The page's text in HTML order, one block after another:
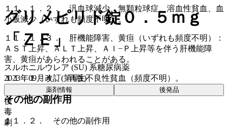
１１．１．２． 汎血球減少、無顆粒球症、溶血性貧血、血
小板減少（いずれも頻度不明）。
１１．１．３． 肝機能障害、黄疸（いずれも頻度不明）：
ＡＳＴ上昇、ＡＬＴ上昇、Ａｌ−Ｐ上昇等を伴う肝機能障
害、黄疸があらわれることがある。
１１．１．４． 再生不良性貧血（頻度不明）。
その他の副作用
１１．２． その他の副作用
グリメピリド錠０．５ｍｇ
「ＺＥ」
スルホニルウレア (SU) 系糖尿病薬
2023年09月改訂(第1版)
薬剤情報 後発品
後
毒
劇